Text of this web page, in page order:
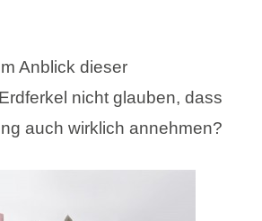
Anblick dieser
nicht glauben, dass
auch wirklich annehmen?